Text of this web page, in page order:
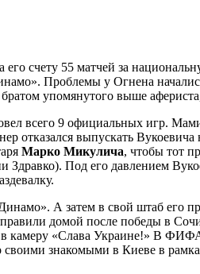
счету 55 матчей за
Проблемы у Огнена
упомянутого выше
всего 9 официальных игр.
отказался выпускать
Марко Микулича, чтобы тот
Под его давлением
А затем в свой штаб его
домой после победы в
в камеру «Слава Украине!» В
знакомыми в Киеве в